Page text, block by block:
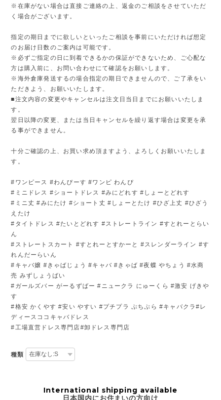
※在庫がない場合は直接ご連絡の上、返金のご相談をさせていただ
く場合がございます。
指定の期日までに欲しいといったご相談を事前にいただければ想定
のお届け日数のご案内は可能です。
※必ずご指定の日に到着できるかの保証ができないため、ご心配な
方は購入前に、お問い合わせにて確認をお願いします。
※海外倉庫発送するの場合指定の期日できませんので、ご了承をい
ただきよう、お願いいたします。
■注文内容の変更やキャンセルは注文日当日までにお願いいたしま
す。
翌日以降の変更、または当日キャンセルを繰り返す場合は変更を承
る事ができません。
十分ご確認の上、お買い求め頂ますよう、よろしくお願いいたしま
す。
#ワンピース #わんぴーす #ワンピ わんぴ
#ミニドレス #ショートドレス #みにどれす #しょーとどれす
#ミニ丈 #みにたけ #ショート丈 #しょーとたけ #ひざ上丈 #ひざう
えたけ
#タイトドレス #たいとどれす #ストレートライン #すとれーとらい
ん
#ストレートスカート #すとれーとすかーと #スレンダーライン #す
れんだーらいん
#キャバ嬢 #きゃばじょう #キャバ #きゃば #夜蝶 やちょう #水商
売 みずしょうばい
#ガールズバー がーるずばー #ニュークラ にゅーくら #激安 げきや
す
#格安 かくやす #安い やすい #プチプラ ぷちぷら #キャバクラ#レ
ディースココキャバドレス
#工場直営ドレス専門店#卸ドレス専門店
種類
International shipping available
日本国内にお住まいの方向け